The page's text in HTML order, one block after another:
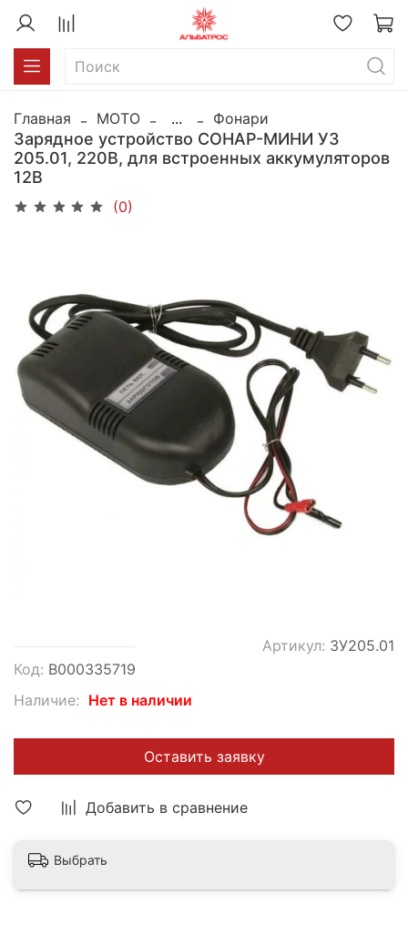
Главная MOTO ... Фонари
Зарядное устройство СОНАР-МИНИ УЗ
205.01, 220В, для встроенных аккумуляторов
12В
(0)
Добавить в сравнение
Код: В000335719
Артикул: ЗУ205.01
Наличие: Нет в наличии
Оставить заявку
Выбрать